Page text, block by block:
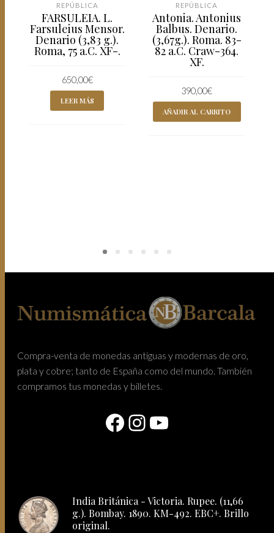
REPÚBLICA
FARSULEIA. L.
Farsuleius Mensor.
Denario (3,83 g.).
Roma, 75 a.C. XF-.
650,00€
LEER MÁS
REPÚBLICA
Antonia. Antonius
Balbus. Denario.
(3,67g.). Roma. 83-
82 a.C. Craw-364.
XF.
390,00€
AÑADIR AL CARRITO
Compra-venta de monedas antiguas y modernas de oro,
plata y cobre; tanto de España como del mundo. También
compramos tus monedas y billetes.
Facebook
Instagram
YouTube
India Británica - Victoria. Rupee. (11,66
g.). Bombay. 1890. KM-492. EBC+. Brillo
original.